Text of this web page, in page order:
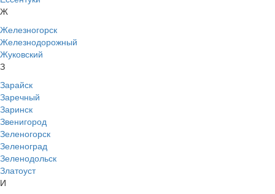
Ж
Железногорск
Железнодорожный
Жуковский
З
Зарайск
Заречный
Заринск
Звенигород
Зеленогорск
Зеленоград
Зеленодольск
Златоуст
И